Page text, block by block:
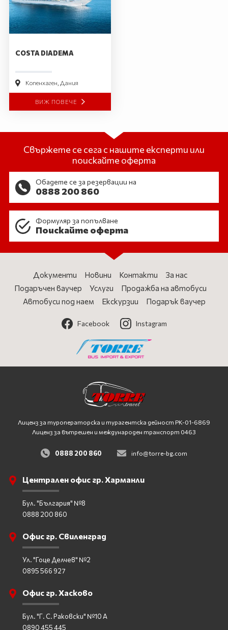
COSTA DIADEMA
Копенхаген, Дания
ВИЖ ПОВЕЧЕ
Свържете се сега с нашите експерти или
поискайте оферта
Обадете се за резервации на
0888 200 860
Формуляр за попълване
Поискайте оферта
Документи Новини Контакти
За нас
Подаръчен ваучер
Услуги
Продажба на автобуси
Автобуси под наем
Екскурзии Подарък ваучер
Facebook Instagram
Лиценз за туроператорска и турагентска дейност PK-01-6869
Лиценз за вътрешен и международен транспорт 0463
0888 200 860 info@torre-bg.com
Централен офис гр. Харманли
Бул. "България" №8
0888 200 860
Офис гр. Свиленград
Ул. "Гоце Делчев" №2
0895 566 927
Офис гр. Хасково
Бул. "Г. С. Раковски" №10 А
0890 455 445